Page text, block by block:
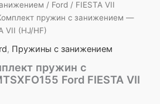
/ Ford / FIESTA VII
пружин с занижением —
VII (HJ/HF)
, Пружины с занижением
пружин с
Ford FIESTA VII